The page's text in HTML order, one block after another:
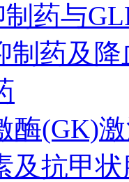
制药与
制药及
酶(GK)
及抗甲